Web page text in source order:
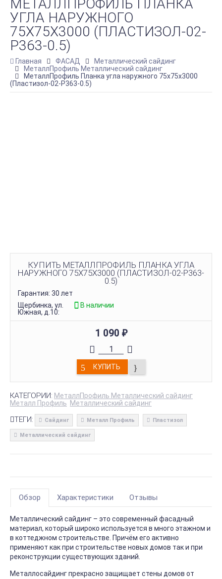
МЕТАЛЛПРОФИЛЬ ПЛАНКА
УГЛА НАРУЖНОГО
75Х75Х3000 (ПЛАСТИЗОЛ-02-
Р363-0.5)
Главная ФАСАД
Металлический сайдинг
МеталлПрофиль Металлический сайдинг
МеталлПрофиль Планка угла наружного 75х75х3000
(Пластизол-02-Р363-0.5)
КУПИТЬ МЕТАЛЛПРОФИЛЬ ПЛАНКА УГЛА
НАРУЖНОГО 75Х75Х3000 (ПЛАСТИЗОЛ-02-Р363-
0.5)
Гарантия: 30 лет
Щербинка, ул.
Южная, д.10:
В наличии
1 090 ₽
КУПИТЬ
КАТЕГОРИИ: МеталлПрофиль Металлический сайдинг
Металл Профиль Металлический сайдинг
ТЕГИ: Сайдинг Металл Профиль Пластизол
Металлический сайдинг
Обзор Характеристики Отзывы
Металлический сайдинг – это современный фасадный
материал, который широко используется в много этажном и
в коттеджном строительстве. Причём его активно
применяют как при строительстве новых домов так и при
реконструкции существующих зданий.
Металлосайдинг прекрасно защищает стены домов от